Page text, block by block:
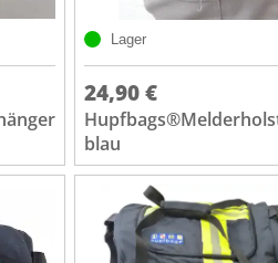
Lager
24,90 €
blau